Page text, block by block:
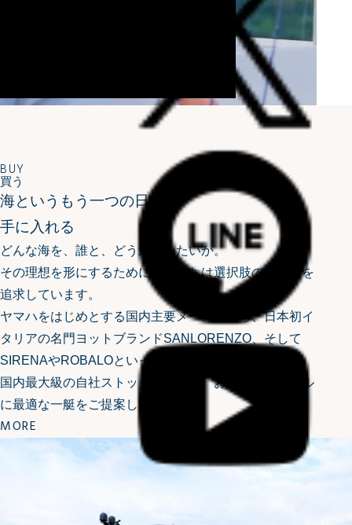
BUY
買う
海というもう一つの日常を
手に入れる
どんな海を、誰と、どう過ごしたいか。
その理想を形にするために、私たちは選択肢の豊かさを
追求しています。
ヤマハをはじめとする国内主要メーカーから、日本初イ
タリアの名門ヨットブランドSANLORENZO、 そして
SIRENAやROBALOといったハイエンドボートまで。
国内最大級の自社ストックの中から、お客様のスタイル
に最適な一艇をご提案します。
MORE